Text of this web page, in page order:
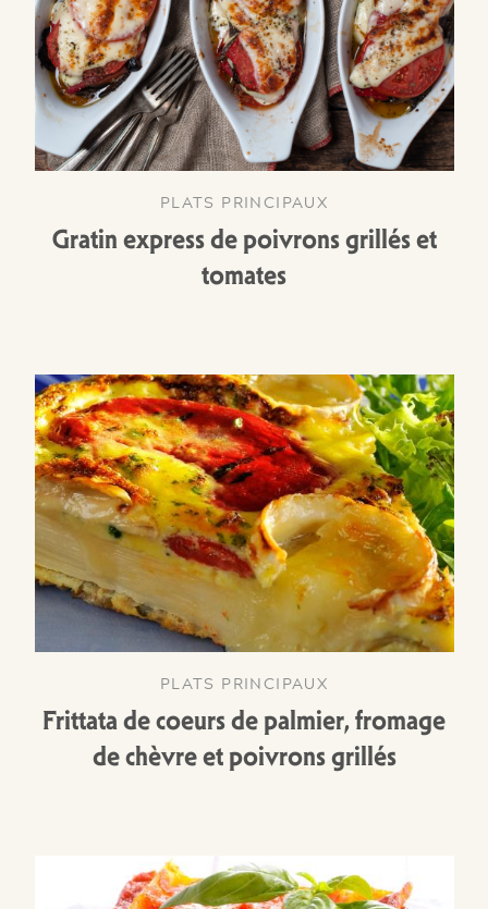
PLATS PRINCIPAUX
Gratin express de poivrons grillés et
tomates
PLATS PRINCIPAUX
Frittata de coeurs de palmier, fromage
de chèvre et poivrons grillés